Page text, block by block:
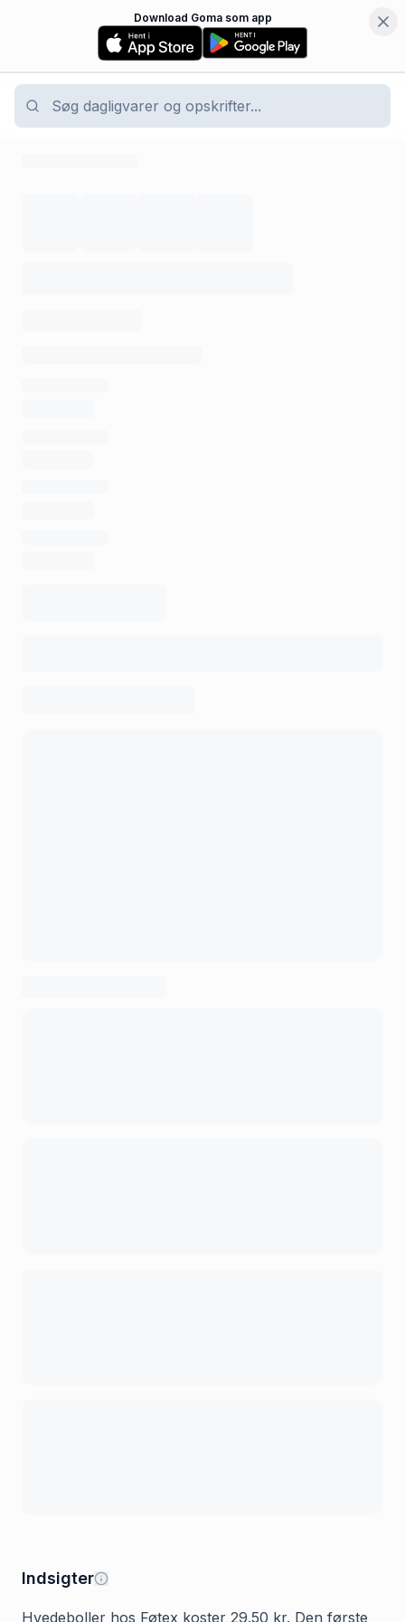
Download Goma som app
Indsigter
Hvedeboller hos Føtex koster 29.50 kr. Den første